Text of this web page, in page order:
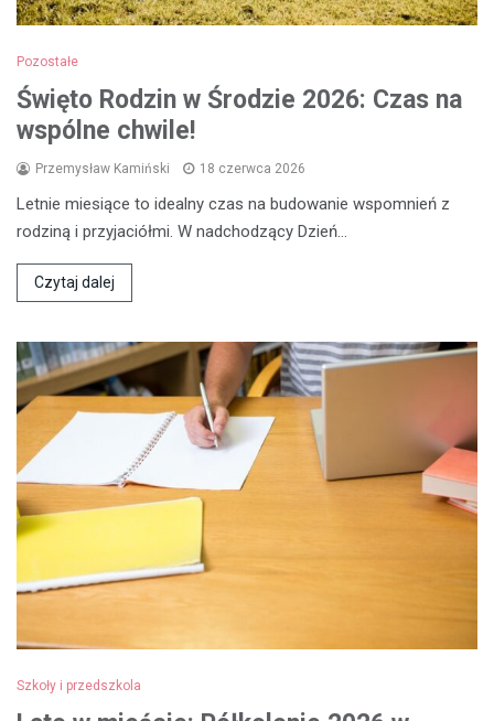
Pozostałe
Święto Rodzin w Środzie 2026: Czas na
wspólne chwile!
Przemysław Kamiński 18 czerwca 2026
Letnie miesiące to idealny czas na budowanie wspomnień z
rodziną i przyjaciółmi. W nadchodzący Dzień…
Czytaj dalej
Szkoły i przedszkola